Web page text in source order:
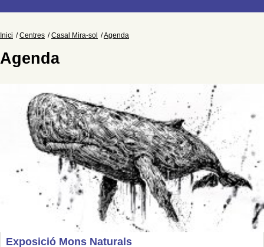
Inici Centres Casal Mira-sol Agenda
Agenda
Exposició Mons Naturals